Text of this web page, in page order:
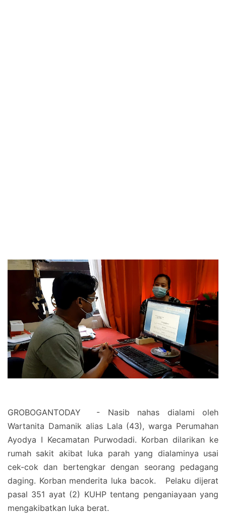
GROBOGANTODAY - Nasib nahas dialami oleh
Wartanita Damanik alias Lala (43), warga Perumahan
Ayodya I Kecamatan Purwodadi. Korban dilarikan ke
rumah sakit akibat luka parah yang dialaminya usai
cek-cok dan bertengkar dengan seorang pedagang
daging. Korban menderita luka bacok. Pelaku dijerat
pasal 351 ayat (2) KUHP tentang penganiayaan yang
mengakibatkan luka berat.